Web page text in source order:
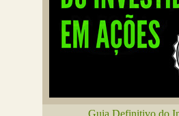
Guia Definitivo do